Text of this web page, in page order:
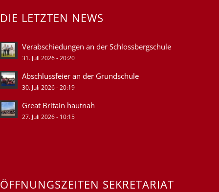
DIE LETZTEN NEWS
Verabschiedungen an der Schlossbergschule
31. Juli 2026 - 20:20
Abschlussfeier an der Grundschule
30. Juli 2026 - 20:19
Great Britain hautnah
27. Juli 2026 - 10:15
ÖFFNUNGSZEITEN SEKRETARIAT